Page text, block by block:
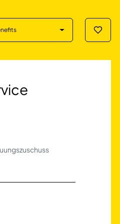
in